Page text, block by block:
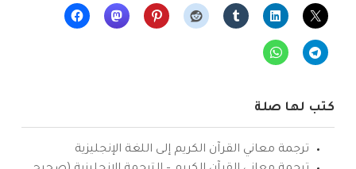
كتب لها صلة
ترجمة معاني القرآن الكريم إلى اللغة الإنجليزية